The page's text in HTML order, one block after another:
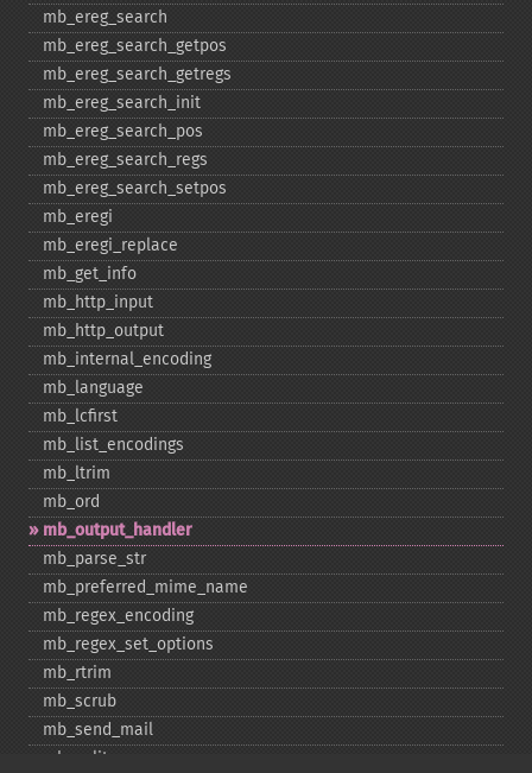
mb_​ereg_​search
mb_​ereg_​search_​getpos
mb_​ereg_​search_​getregs
mb_​ereg_​search_​init
mb_​ereg_​search_​pos
mb_​ereg_​search_​regs
mb_​ereg_​search_​setpos
mb_​eregi
mb_​eregi_​replace
mb_​get_​info
mb_​http_​input
mb_​http_​output
mb_​internal_​encoding
mb_​language
mb_​lcfirst
mb_​list_​encodings
mb_​ltrim
mb_​ord
mb_​output_​handler
mb_​parse_​str
mb_​preferred_​mime_​name
mb_​regex_​encoding
mb_​regex_​set_​options
mb_​rtrim
mb_​scrub
mb_​send_​mail
mb_​split